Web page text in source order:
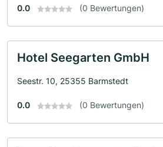
0.0 (0 Bewertungen)
Hotel Seegarten GmbH
Seestr. 10, 25355 Barmstedt
0.0 (0 Bewertungen)